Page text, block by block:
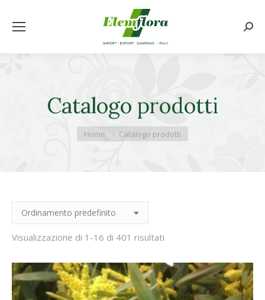
Catalogo prodotti
Tu sei qui:
Home Catalogo prodotti
Visualizzazione di 1-16 di 401 risultati